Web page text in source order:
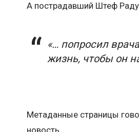
А пострадавший Штеф
«… попросил
жизнь, чтобы он
Метаданные страницы
новость.